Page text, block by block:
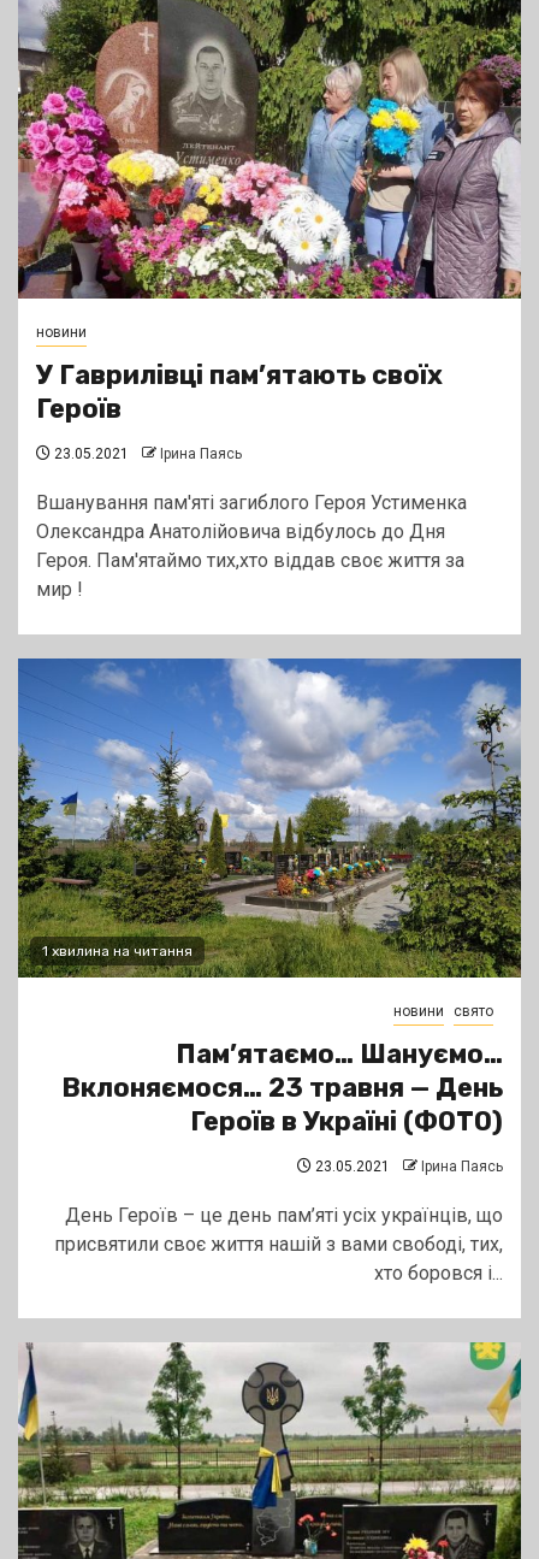
новини
У Гаврилівці пам’ятають своїх
Героїв
23.05.2021 Ірина Паясь
Вшанування пам'яті загиблого Героя Устименка
Олександра Анатолійовича відбулось до Дня
Героя. Пам'ятаймо тих,хто віддав своє життя за
мир !
1 хвилина на читання
новини свято
Пам’ятаємо… Шануємо…
Вклоняємося… 23 травня — День
Героїв в Україні (ФОТО)
23.05.2021 Ірина Паясь
День Героїв – це день пам’яті усіх українців, що
присвятили своє життя нашій з вами свободі, тих,
хто боровся і...